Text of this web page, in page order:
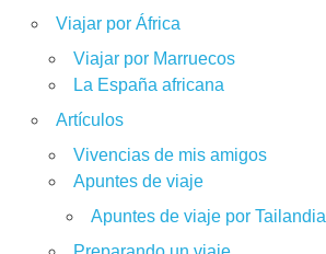
Viajar por África
Viajar por Marruecos
La España africana
Artículos
Vivencias de mis amigos
Apuntes de viaje
Apuntes de viaje por Tailandia